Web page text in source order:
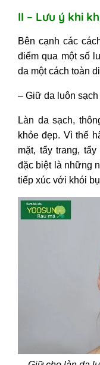
II – Lưu ý khi
Bên cạnh các
điểm qua một số
da một cách toàn
– Giữ da luôn sạch
Làn da sạch,
khỏe đẹp. Vì thế
mặt, tẩy trang,
đặc biệt là những
tiếp xúc với khói